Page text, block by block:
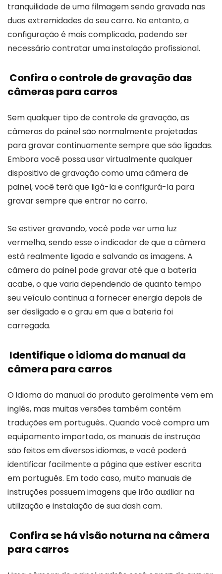
tranquilidade de uma filmagem sendo gravada nas
duas extremidades do seu carro. No entanto, a
configuração é mais complicada, podendo ser
necessário contratar uma instalação profissional.
Confira o controle de gravação das
câmeras para carros
Sem qualquer tipo de controle de gravação, as
câmeras do painel são normalmente projetadas
para gravar continuamente sempre que são ligadas.
Embora você possa usar virtualmente qualquer
dispositivo de gravação como uma câmera de
painel, você terá que ligá-la e configurá-la para
gravar sempre que entrar no carro.
Se estiver gravando, você pode ver uma luz
vermelha, sendo esse o indicador de que a câmera
está realmente ligada e salvando as imagens. A
câmera do painel pode gravar até que a bateria
acabe, o que varia dependendo de quanto tempo
seu veículo continua a fornecer energia depois de
ser desligado e o grau em que a bateria foi
carregada.
Identifique o idioma do manual da
câmera para carros
O idioma do manual do produto geralmente vem em
inglês, mas muitas versões também contém
traduções em português.. Quando você compra um
equipamento importado, os manuais de instrução
são feitos em diversos idiomas, e você poderá
identificar facilmente a página que estiver escrita
em português. Em todo caso, muito manuais de
instruções possuem imagens que irão auxiliar na
utilização e instalação de sua dash cam.
Confira se há visão noturna na câmera
para carros